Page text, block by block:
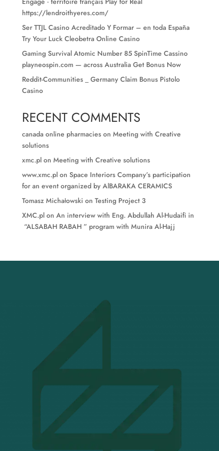
https://lendroithyeres.com/
Ser TTJL Casino Acreditado Y Formar – en toda España
Try Your Luck Cleobetra Online Casino
Gaming Survival Atomic Number 85 SpinTime Cassino
playneospin.com — across Australia Get Bonus Now
Reddit-Communities _ Germany Claim Bonus Pistolo
Casino
RECENT COMMENTS
canada online pharmacieson Meeting with Creative
solutions
xmc.plon Meeting with Creative solutions
www.xmc.plon Space Interiors Company’s participation
for an event organized by AlBARAKA CERAMICS
Tomasz Michałowski on Testing Project 3
XMC.plon An interview with Eng. Abdullah Al-Hudaifi in
“ALSABAH RABAH ” program with Munira Al-Hajj